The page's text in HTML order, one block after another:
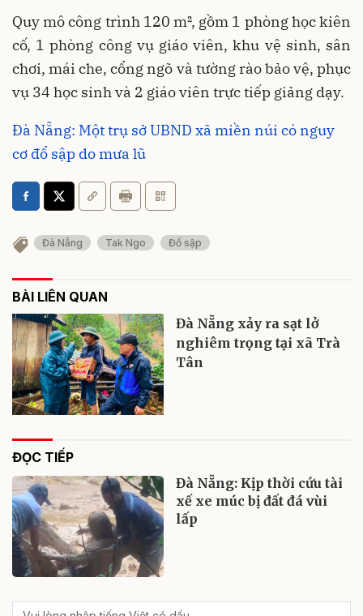
Quy mô công trình 120 m², gồm 1 phòng học kiên
cố, 1 phòng công vụ giáo viên, khu vệ sinh, sân
chơi, mái che, cổng ngõ và tường rào bảo vệ, phục
vụ 34 học sinh và 2 giáo viên trực tiếp giảng dạy.
Đà Nẵng: Một trụ sở UBND xã miền núi có nguy
cơ đổ sập do mưa lũ
Đà Nẵng Tak Ngo Đổ sập
BÀI LIÊN QUAN
Đà Nẵng xảy ra sạt lở
nghiêm trọng tại xã Trà
Tân
ĐỌC TIẾP
Đà Nẵng: Kịp thời cứu tài
xế xe múc bị đất đá vùi
lấp